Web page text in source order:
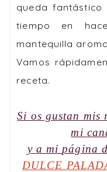
queda fantástico
tiempo en
mantequilla
Vamos
receta.
Si os gustan mis
mi
y a mi página
DULCE